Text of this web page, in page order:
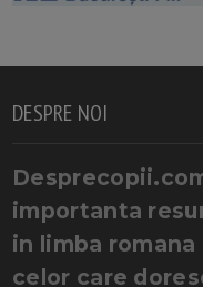
DESPRE NOI
importanta
in limba
celor care